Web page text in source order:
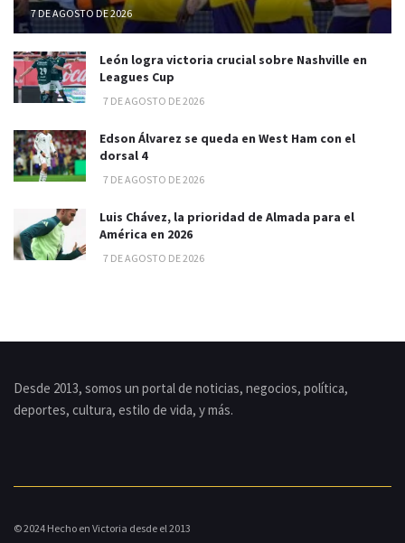
7 DE AGOSTO DE 2026
León logra victoria crucial sobre Nashville en
Leagues Cup
7 DE AGOSTO DE 2026
Edson Álvarez se queda en West Ham con el
dorsal 4
7 DE AGOSTO DE 2026
Luis Chávez, la prioridad de Almada para el
América en 2026
7 DE AGOSTO DE 2026
Desde 2013, somos un portal de noticias, negocios, política,
deportes, cultura, estilo de vida, y más.
© 2024 Hecho en Victoria desde el 2013